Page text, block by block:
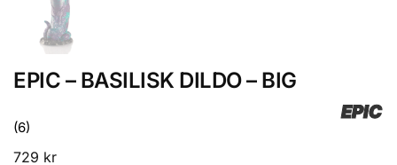
EPIC – BASILISK DILDO – BIG
EPIC
(6)
729 kr